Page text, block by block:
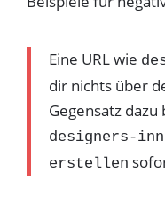
Eine URL wie
dir nichts über
Gegensatz
designers-
erstellen